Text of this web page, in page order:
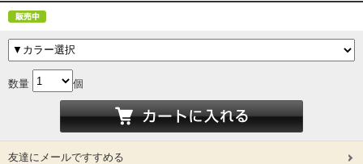
数量 個
友達にメールですすめる